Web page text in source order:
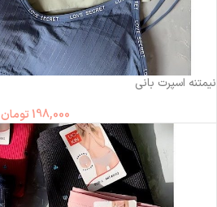
نیمتنه اسپرت بانی
198,000 تومان